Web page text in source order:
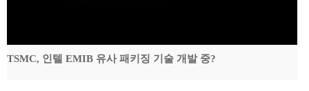
TSMC, 인텔 EMIB 유사 패키징 기술 개발 중?